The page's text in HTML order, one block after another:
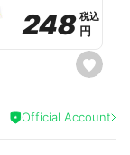
o
r
i
e
s
e
a
248
248 税込
税込
円
円
Official Account